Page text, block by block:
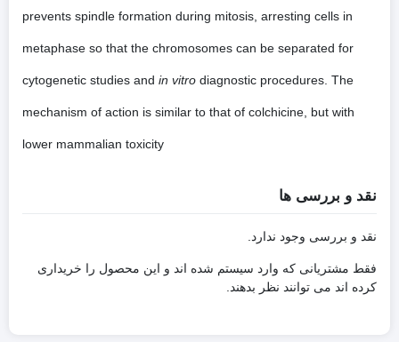
prevents spindle formation during mitosis, arresting cells in
metaphase so that the chromosomes can be separated for
cytogenetic studies and in vitro diagnostic procedures. The
mechanism of action is similar to that of colchicine, but with
lower mammalian toxicity
نقد و بررسی ها
نقد و بررسی وجود ندارد.
فقط مشتریانی که وارد سیستم شده اند و این محصول را خریداری
کرده اند می توانند نظر بدهند.